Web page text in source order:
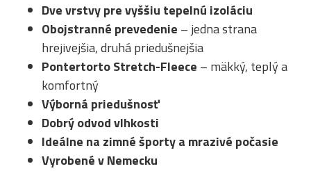
Dve vrstvy pre vyššiu tepelnú izoláciu
Obojstranné prevedenie – jedna strana
hrejivejšia, druhá priedušnejšia
Pontertorto Stretch-Fleece – mäkký, teplý a
komfortný
Výborná priedušnosť
Dobrý odvod vlhkosti
Ideálne na zimné športy a mrazivé počasie
Vyrobené v Nemecku